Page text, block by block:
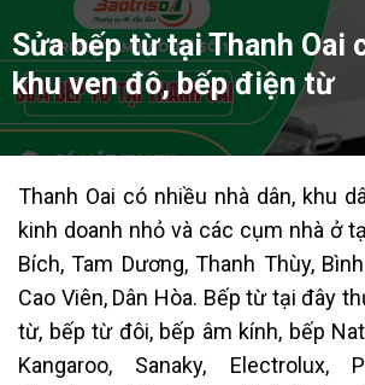
Sửa bếp từ tại Thanh Oai
khu ven đô, bếp điện từ
Thanh Oai có nhiều nhà dân, khu
kinh doanh nhỏ và các cụm nhà ở
Bích, Tam Dương, Thanh Thùy,
Cao Viên, Dân Hòa. Bếp từ tại đây
từ, bếp từ đôi, bếp âm kính, bếp
Kangaroo, Sanaky, Electrolux,